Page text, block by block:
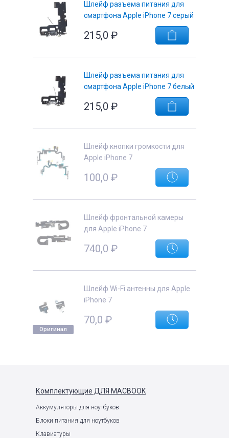
Шлейф разъема питания для
смартфона Apple iPhone 7 серый
215,0 ₽
Шлейф разъема питания для
смартфона Apple iPhone 7 белый
215,0 ₽
Шлейф кнопки громкости для
Apple iPhone 7
100,0 ₽
Шлейф фронтальной камеры
для Apple iPhone 7
740,0 ₽
Оригинал
Шлейф Wi-Fi антенны для Apple
iPhone 7
70,0 ₽
Комплектующие ДЛЯ MACBOOK
Аккумуляторы для ноутбуков
Блоки питания для ноутбуков
Клавиатуры